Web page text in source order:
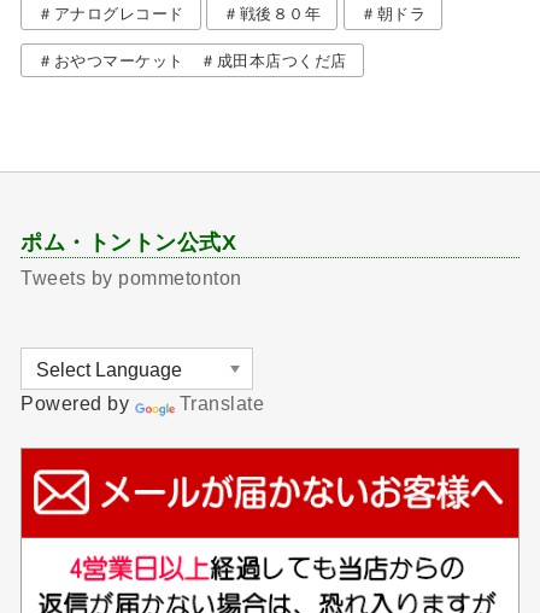
＃アナログレコード ＃戦後８０年 ＃朝ドラ
＃おやつマーケット ＃成田本店つくだ店
ポム・トントン公式X
Tweets by pommetonton
Powered by Translate